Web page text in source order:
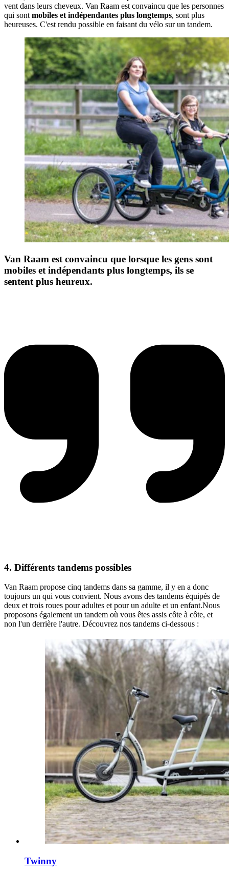
vent dans leurs cheveux. Van Raam est convaincu que les personnes
qui sont mobiles et indépendantes plus longtemps, sont plus
heureuses. C'est rendu possible en faisant du vélo sur un tandem.
Van Raam est convaincu que lorsque les gens sont
mobiles et indépendants plus longtemps, ils se
sentent plus heureux.
4. Différents tandems possibles
Van Raam propose cinq tandems dans sa gamme, il y en a donc
toujours un qui vous convient. Nous avons des tandems équipés de
deux et trois roues pour adultes et pour un adulte et un enfant.Nous
proposons également un tandem où vous êtes assis côte à côte, et
non l'un derrière l'autre. Découvrez nos tandems ci-dessous :
Twinny